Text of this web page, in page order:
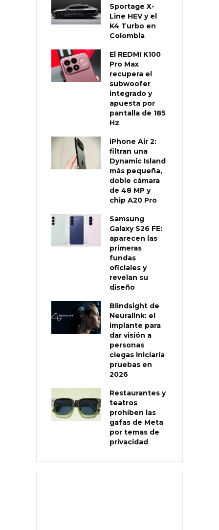
Sportage X-
Line HEV y el
K4 Turbo en
Colombia
El REDMI K100
Pro Max
recupera el
subwoofer
integrado y
apuesta por
pantalla de 185
Hz
iPhone Air 2:
filtran una
Dynamic Island
más pequeña,
doble cámara
de 48 MP y
chip A20 Pro
Samsung
Galaxy S26 FE:
aparecen las
primeras
fundas
oficiales y
revelan su
diseño
Blindsight de
Neuralink: el
implante para
dar visión a
personas
ciegas iniciaría
pruebas en
2026
Restaurantes y
teatros
prohíben las
gafas de Meta
por temas de
privacidad